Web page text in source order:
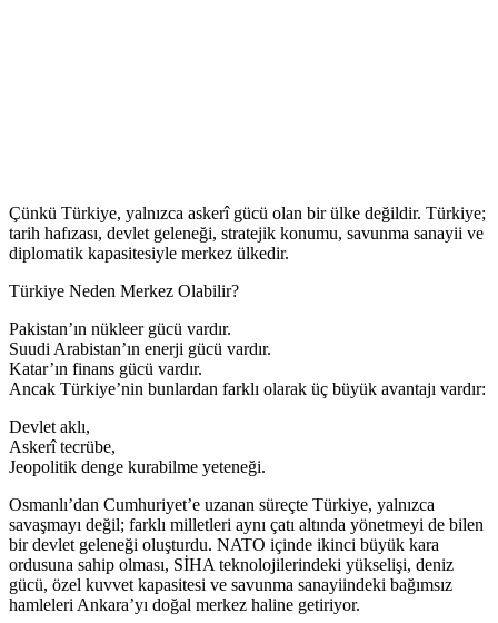
Çünkü Türkiye, yalnızca askerî gücü olan bir ülke değildir. Türkiye;
tarih hafızası, devlet geleneği, stratejik konumu, savunma sanayii ve
diplomatik kapasitesiyle merkez ülkedir.
Türkiye Neden Merkez Olabilir?
Pakistan’ın nükleer gücü vardır.
Suudi Arabistan’ın enerji gücü vardır.
Katar’ın finans gücü vardır.
Ancak Türkiye’nin bunlardan farklı olarak üç büyük avantajı vardır:
Devlet aklı,
Askerî tecrübe,
Jeopolitik denge kurabilme yeteneği.
Osmanlı’dan Cumhuriyet’e uzanan süreçte Türkiye, yalnızca
savaşmayı değil; farklı milletleri aynı çatı altında yönetmeyi de bilen
bir devlet geleneği oluşturdu. NATO içinde ikinci büyük kara
ordusuna sahip olması, SİHA teknolojilerindeki yükselişi, deniz
gücü, özel kuvvet kapasitesi ve savunma sanayiindeki bağımsız
hamleleri Ankara’yı doğal merkez haline getiriyor.